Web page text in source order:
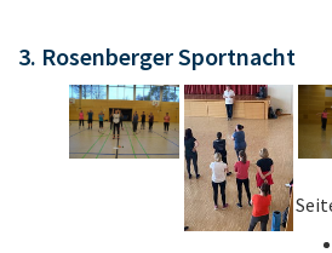
3. Rosenberger Sportnacht